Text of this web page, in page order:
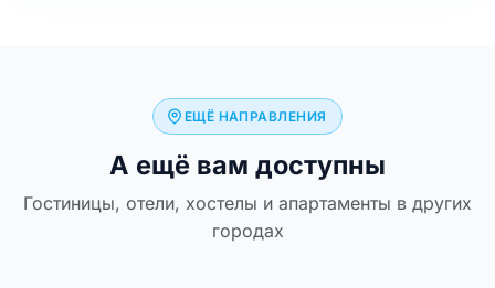
ЕЩЁ НАПРАВЛЕНИЯ
А ещё вам доступны
Гостиницы, отели, хостелы и апартаменты в других
городах